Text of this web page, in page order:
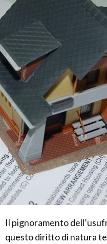
Il pignoramento
questo diritto di natura